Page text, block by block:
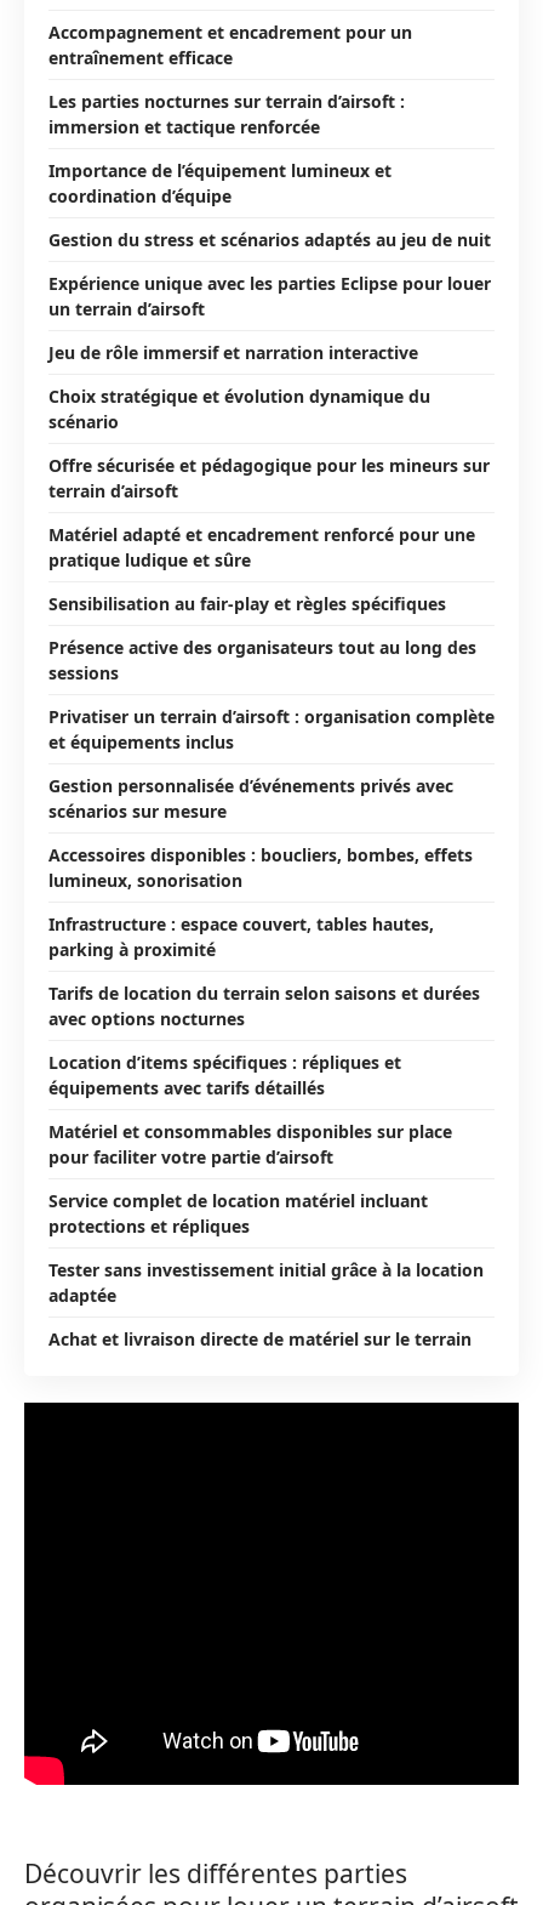
Accompagnement et encadrement pour un
entraînement efficace
Les parties nocturnes sur terrain d’airsoft :
immersion et tactique renforcée
Importance de l’équipement lumineux et
coordination d’équipe
Gestion du stress et scénarios adaptés au jeu de nuit
Expérience unique avec les parties Eclipse pour louer
un terrain d’airsoft
Jeu de rôle immersif et narration interactive
Choix stratégique et évolution dynamique du
scénario
Offre sécurisée et pédagogique pour les mineurs sur
terrain d’airsoft
Matériel adapté et encadrement renforcé pour une
pratique ludique et sûre
Sensibilisation au fair-play et règles spécifiques
Présence active des organisateurs tout au long des
sessions
Privatiser un terrain d’airsoft : organisation complète
et équipements inclus
Gestion personnalisée d’événements privés avec
scénarios sur mesure
Accessoires disponibles : boucliers, bombes, effets
lumineux, sonorisation
Infrastructure : espace couvert, tables hautes,
parking à proximité
Tarifs de location du terrain selon saisons et durées
avec options nocturnes
Location d’items spécifiques : répliques et
équipements avec tarifs détaillés
Matériel et consommables disponibles sur place
pour faciliter votre partie d’airsoft
Service complet de location matériel incluant
protections et répliques
Tester sans investissement initial grâce à la location
adaptée
Achat et livraison directe de matériel sur le terrain
Découvrir les différentes parties